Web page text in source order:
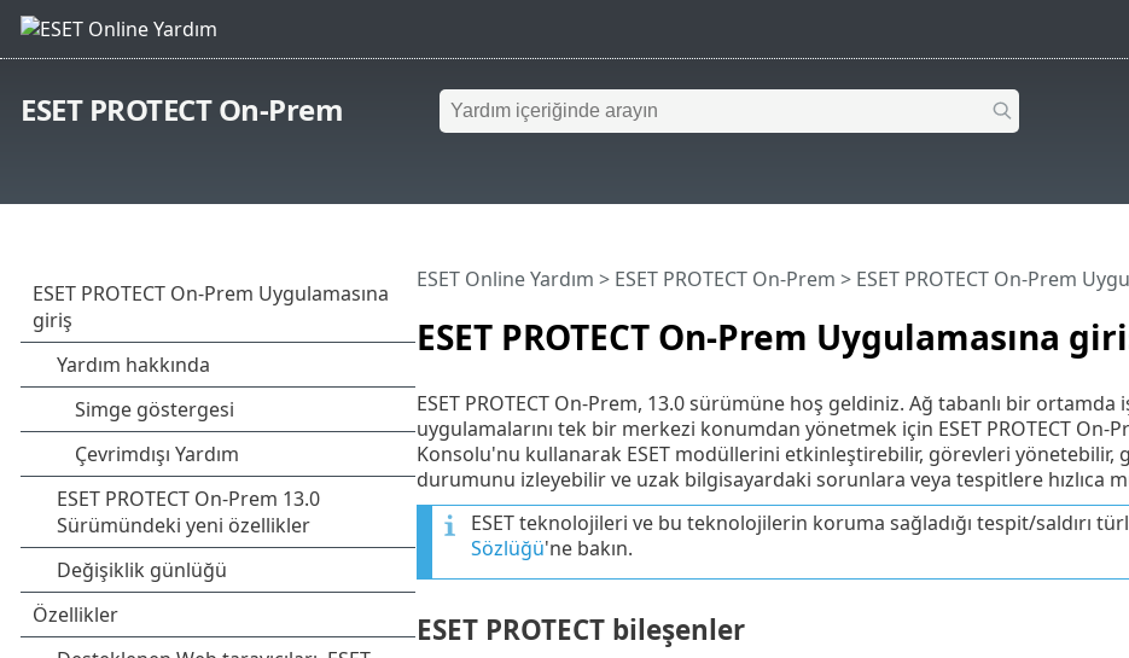
ESET PROTECT On-Prem
ESET PROTECT On-Prem Uygulamasına
ESET Online Yardım > ESET PROTECT On-Prem > ESET PROTECT On-Prem
ESET PROTECT On-Prem, 13.0 sürümüne hoş geldiniz. Ağ tabanlı bir ortamda
uygulamalarını tek bir merkezi konumdan yönetmek için ESET PROTECT On-
Konsolu'nu kullanarak ESET modüllerini etkinleştirebilir, görevleri yönetebilir,
durumunu izleyebilir ve uzak bilgisayardaki sorunlara veya tespitlere hızlıca
ESET teknolojileri ve bu teknolojilerin koruma sağladığı tespit/saldırı
Sözlüğü'ne bakın.
ESET PROTECT bileşenler